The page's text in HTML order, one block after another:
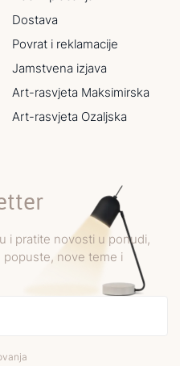
Dostava
Povrat i reklamacije
Jamstvena izjava
Art-rasvjeta Maksimirska
Art-rasvjeta Ozaljska
i pratite novosti u ponudi,
popuste, nove teme i